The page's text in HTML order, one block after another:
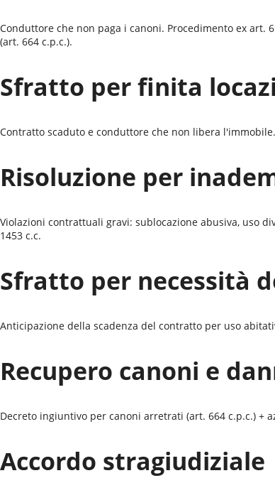
Conduttore che non paga i canoni. Procedimento ex
(art. 664 c.p.c.).
Sfratto per finita
Contratto scaduto e conduttore che non libera
Risoluzione per
Violazioni contrattuali gravi: sublocazione abusiva, uso
1453 c.c.
Sfratto per necessità
Anticipazione della scadenza del contratto per uso
Recupero canoni e
Decreto ingiuntivo per canoni arretrati (art. 664 c.p.c.) +
Accordo stragiudiziale